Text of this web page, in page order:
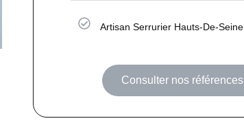
Artisan Serrurier Hauts-De-Seine
Consulter nos références